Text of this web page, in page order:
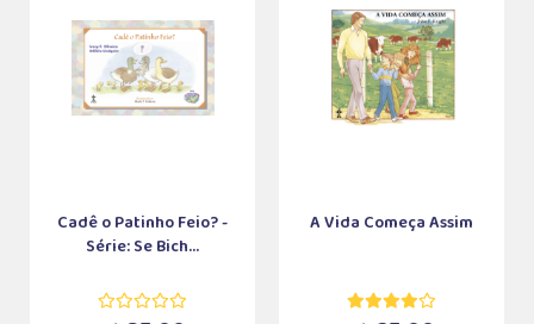
Cadê o Patinho Feio? -
Série: Se Bich...
A Vida Começa Assim